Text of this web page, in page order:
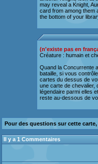
may reveal a Knight,
card from among them
the bottom of your
(n'existe pas en
Créature : humain et
Quand la Concurrente
bataille, si vous
cartes du dessus de
une carte de chevalier,
légendaire parmi elles
reste au-dessous de
Pour des questions sur cette
Il y a 1 Commentaires